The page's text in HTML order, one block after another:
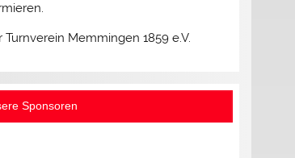
Turnverein Memmingen 1859 e.V.
Sponsoren